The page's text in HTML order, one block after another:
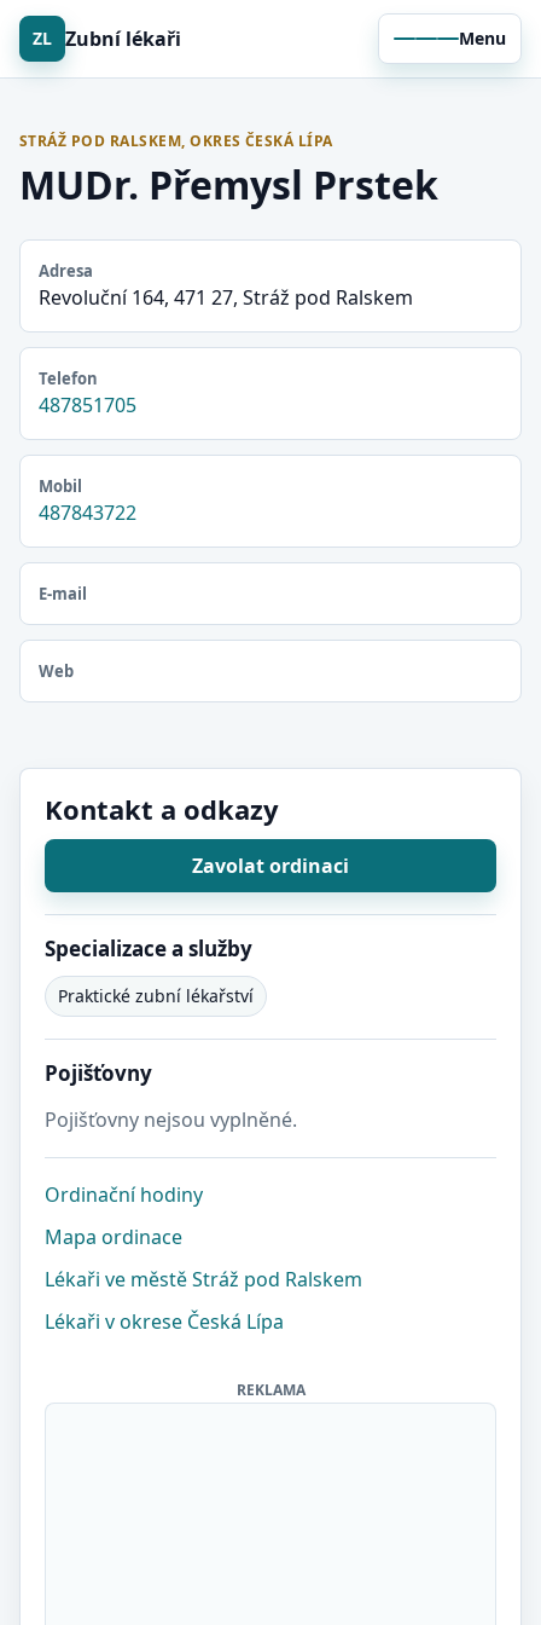
ZL Zubní lékaři Menu
STRÁŽ POD RALSKEM, OKRES ČESKÁ LÍPA
MUDr. Přemysl Prstek
Adresa
Revoluční 164, 471 27, Stráž pod Ralskem
Telefon
487851705
Mobil
487843722
E-mail
Web
Kontakt a odkazy
Zavolat ordinaci
Specializace a služby
Praktické zubní lékařství
Pojišťovny
Pojišťovny nejsou vyplněné.
Ordinační hodiny
Mapa ordinace
Lékaři ve městě Stráž pod Ralskem
Lékaři v okrese Česká Lípa
REKLAMA